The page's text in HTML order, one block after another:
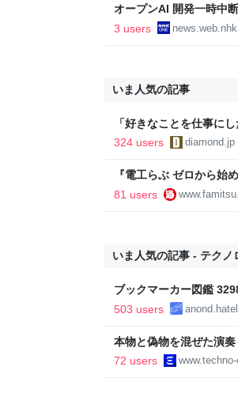
オープンAI 開発一時中
ス
3 users news.web.nhk
いま人気の記事
「好きなことを仕事に
音も出なかった
324 users diamond.jp
『電工らぶ ゼロから始
インと勉強。青春しな
に学べるノベルゲーム |
81 users
いま人気の記事 - テクノ
ブックマーカー図鑑
503 users
本物と偽物を混ぜた演
ティ機関」をClaude
TechnoEdge
72 users